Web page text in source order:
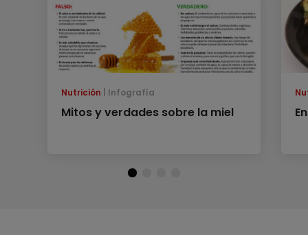
Nutrición Infografía
Mitos y verdades sobre la miel